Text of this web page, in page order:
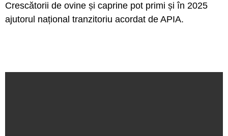
Crescătorii de ovine și caprine pot primi și în 2025
ajutorul național tranzitoriu acordat de APIA.